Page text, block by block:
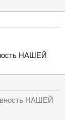
НАШЕЙ
НАШЕЙ